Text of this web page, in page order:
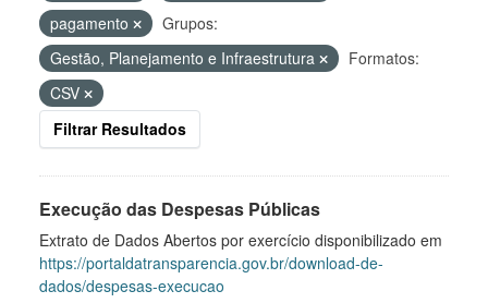
pagamento
Grupos:
Gestão, Planejamento e Infraestrutura
Formatos:
CSV
Filtrar Resultados
Execução das Despesas Públicas
Extrato de Dados Abertos por exercício disponibilizado em
https://portaldatransparencia.gov.br/download-de-
dados/despesas-execucao